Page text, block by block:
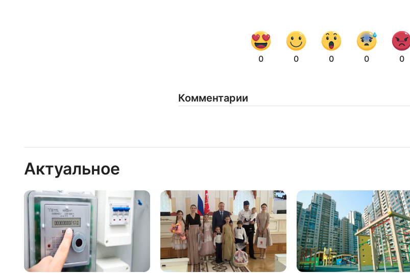
0 0 0 0 0
Комментарии
Актуальное